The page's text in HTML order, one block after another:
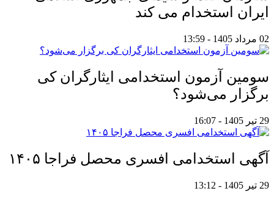
ایران استخدام می کند
02 مرداد 1405 - 13:59
سومین آزمون استخدامی ایثارگران کی
برگزار می‌شود؟
29 تیر 1405 - 16:07
آگهی استخدامی افسری محصل فراجا ۱۴۰۵
29 تیر 1405 - 13:12